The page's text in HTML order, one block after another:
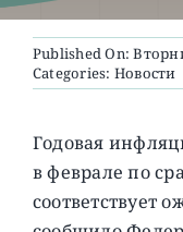
О ПРОЕКТЕ
Published On:
Categories: Новости
Годовая
в феврале по
соответствует